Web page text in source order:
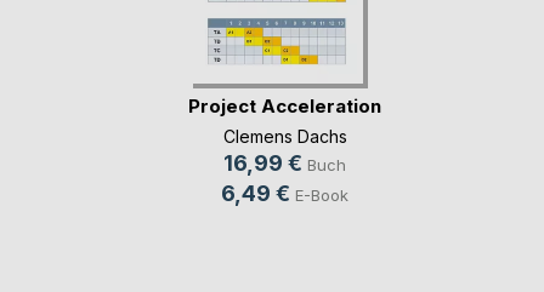
Project Acceleration
Clemens Dachs
16,99 € Buch
6,49 € E-Book